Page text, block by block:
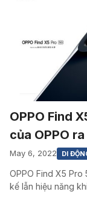
OPPO Find
của OPPO
May 6, 2022 DI
OPPO Find X5
kế lẫn hiệu năng